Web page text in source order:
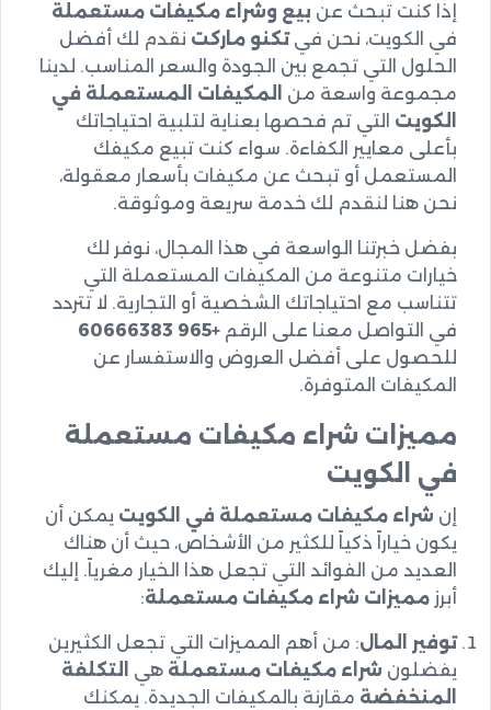
إذا كنت تبحث عن بيع وشراء مكيفات مستعملة
في الكويت، نحن في تكنو ماركتنقدم لك أفضل
الحلول التي تجمع بين الجودة والسعر المناسب. لدينا
مجموعة واسعة من المكيفات المستعملة في
الكويتالتي تم فحصها بعناية لتلبية احتياجاتك
بأعلى معايير الكفاءة. سواء كنت تبيع مكيفك
المستعمل أو تبحث عن مكيفات بأسعار معقولة،
نحن هنا لنقدم لك خدمة سريعة وموثوقة.
بفضل خبرتنا الواسعة في هذا المجال، نوفر لك
خيارات متنوعة من المكيفات المستعملة التي
تتناسب مع احتياجاتك الشخصية أو التجارية. لا تتردد
في التواصل معنا على الرقم+965 60666383
للحصول على أفضل العروض والاستفسار عن
المكيفات المتوفرة.
مميزات شراء مكيفات مستعملة
في الكويت
شراء مكيفات مستعملة في الكويتيمكن أن
يكون خياراً ذكياً للكثير من الأشخاص، حيث أن هناك
العديد من الفوائد التي تجعل هذا الخيار مغرياً. إليك
مميزات شراء مكيفات مستعملة:
توفير المال: من أهم المميزات التي تجعل الكثيرين
يفضلونشراء مكيفات مستعملةهيالتكلفة
المنخفضةمقارنة بالمكيفات الجديدة. يمكنك